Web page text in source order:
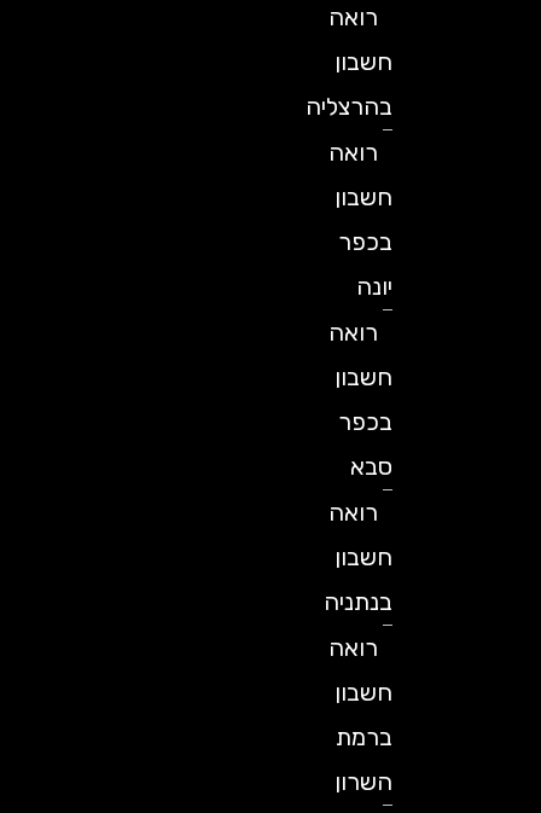
רואה
חשבון
בהרצליה
רואה
חשבון
בכפר
רואה
חשבון
בכפר
רואה
חשבון
בנתניה
רואה
חשבון
ברמת
השרון